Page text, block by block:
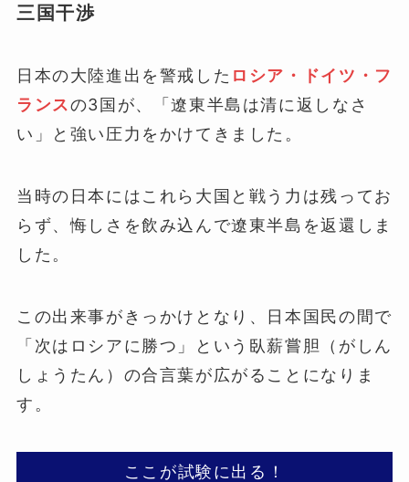
三国干渉
日本の大陸進出を警戒した ロシア・ドイツ・フ
ランスの3国が、「遼東半島は清に返しなさ
い」と強い圧力をかけてきました。
当時の日本にはこれら大国と戦う力は残ってお
らず、悔しさを飲み込んで遼東半島を返還しま
した。
この出来事がきっかけとなり、日本国民の間で
「次はロシアに勝つ」という臥薪嘗胆（がしん
しょうたん）の合言葉が広がることになりま
す。
ここが試験に出る！